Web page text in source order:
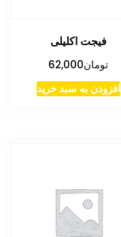
فیجت اکلیلی
تومان62,000
افزودن به سبد خرید